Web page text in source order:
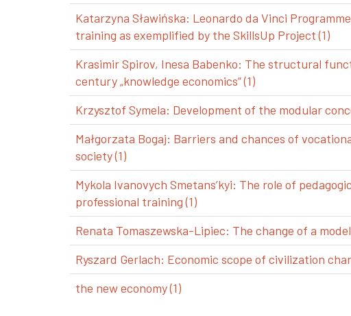
Katarzyna Sławińska: Leonardo da Vinci
training as exemplified by the SkillsUp Project (1)
Krasimir Spirov, Inesa Babenko: The structural
century „knowledge economics” (1)
Krzysztof Symela: Development of the modular
Małgorzata Bogaj: Barriers and chances of
society (1)
Mykola Ivanovych Smetans’kyi: The role of
professional training (1)
Renata Tomaszewska-Lipiec: The change of a
Ryszard Gerlach: Economic scope of civilization
the new economy (1)